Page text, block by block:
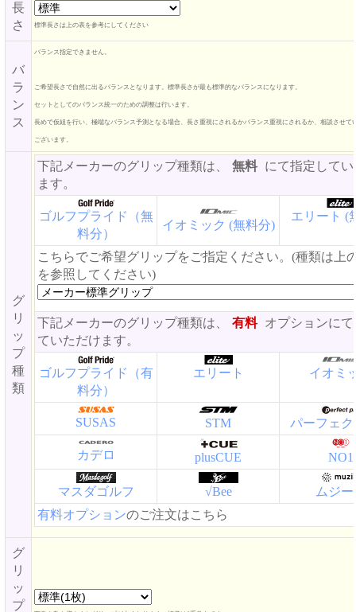
長
さ
標準長さは上の表を参考にしてください
バ
ラ
ン
ス
バランス指定できません。
ご希望長さで自然に出るバランスとなります。標準長さが最も標準的なバランスになります。
セットとしてのバランス統一のための調整は行います。
長めで仮組を行い、極端なバランス予測となる場合、長さ重視にされるかバランス重視にされるか、相談させて
ございます。
グ
リ
ッ
プ
種
類
下記メーカーのグリップ種類は、 無料 にて指定して
ます。
ゴルフプライド（無
料分）
イオミック (無料分)
エリート (
こちらでご希望グリップをご指定ください。(種類は上
を参照してください)
下記メーカーのグリップ種類は、 有料 オプションに
ていただけます。
ゴルフプライド（有
料分）
エリート イオミ
SUSAS STM パーフェ
カデロ plusCUE NO1
マスダゴルフ √Bee
ムジ
有料オプションのご注文はこちら
グ
リ
ッ
プ